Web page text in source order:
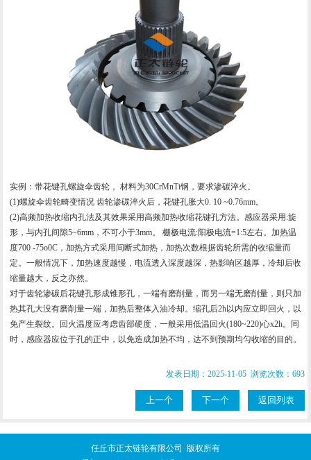
实例：带花键孔螺旋伞齿轮， 材料为30CrMnTi钢，要求渗碳淬火。
(1)螺旋伞齿轮畸变情况 齿轮渗碳淬火后，花键孔胀大0. 10 ~0.76mm。
(2)高频加热收缩内孔法及其效果采用高频加热收缩花键孔方法。感应器采用:旋
形，与内孔间隙5~6mm，不可小于3mm。 栅极电流:阳极电流=1:5左右。加热温
度700 -75o0C，加热方式采用间断式加热，加热次数根据齿轮所需的收缩量而
定。一般情况下，加热速度越慢，电流透入深度越深，热影响区越厚，冷却后收
缩量越大，反之亦然。
对于齿轮渗碳后花键孔形成锥形孔，一端有磨削量，而另一端无磨削量，则只加
热其孔大没有磨削量一端，加热后整体入油冷却。缩孔后2h以内应立即回火，以
免产生裂纹。回火温度应考虑齿部硬度，一般采用低温回火(180~220)心x2h。同
时，感应器应位于孔的正中，以免造成加热不均，达不到预期均匀收缩的目的。
发表日期：2025-11-05 浏览次数：693
上一个 下一个 返回列表
任丘市正太链轮有限公司 版权所有